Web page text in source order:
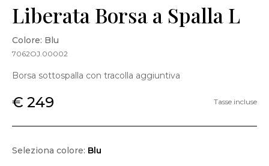
Liberata Borsa a Spalla L
Colore: Blu
7062OJ.00002
Borsa sottospalla con tracolla aggiuntiva
€ 249 Tasse incluse
Seleziona colore: Blu